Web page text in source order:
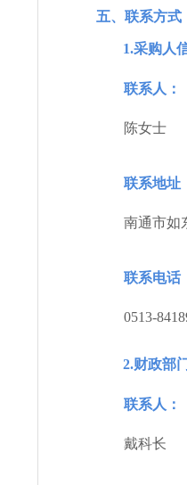
五、联系方式
1.采购人
联系人：
陈女士
联系地址
南通市
联系电话
0513-
2.财政部
联系人：
戴科长